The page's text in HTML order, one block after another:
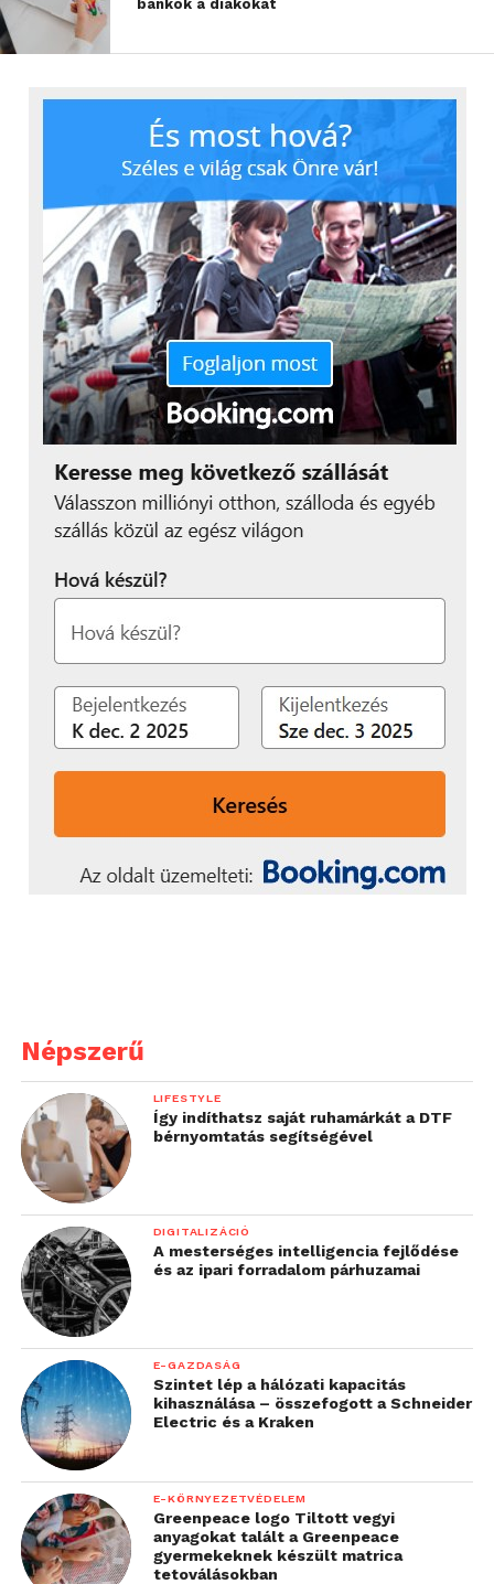
bankok a diákokat
Népszerű
LIFESTYLE
Így indíthatsz saját ruhamárkát a DTF
bérnyomtatás segítségével
DIGITALIZÁCIÓ
A mesterséges intelligencia fejlődése
és az ipari forradalom párhuzamai
E-GAZDASÁG
Szintet lép a hálózati kapacitás
kihasználása – összefogott a Schneider
Electric és a Kraken
E-KÖRNYEZETVÉDELEM
Greenpeace logo Tiltott vegyi
anyagokat talált a Greenpeace
gyermekeknek készült matrica
tetoválásokban